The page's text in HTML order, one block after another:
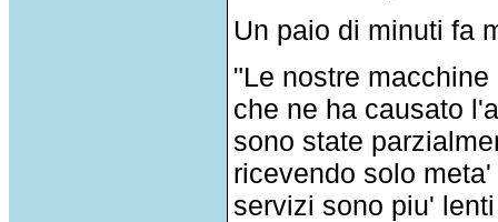
Un paio di minuti fa
"Le nostre
che ne ha causato
sono state
ricevendo solo
servizi sono piu'